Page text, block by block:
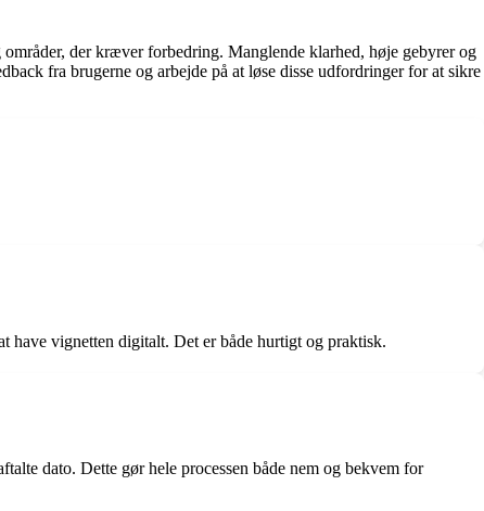
der kræver forbedring. Manglende klarhed, høje gebyrer og
fra brugerne og arbejde på at løse disse udfordringer for at sikre
have vignetten digitalt. Det er både hurtigt og praktisk.
dato. Dette gør hele processen både nem og bekvem for